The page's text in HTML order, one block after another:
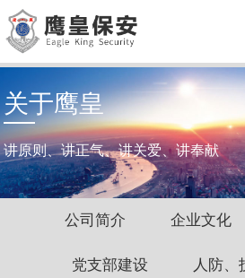
关于鹰皇
讲原则、讲正气、讲关爱、讲奉献
公司简介 企业文化
党支部建设 人防、